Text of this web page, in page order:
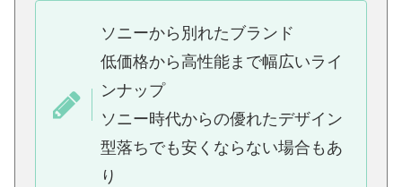
ソニーから別れたブランド
低価格から高性能まで幅広いライ
ンナップ
ソニー時代からの優れたデザイン
型落ちでも安くならない場合もあ
り